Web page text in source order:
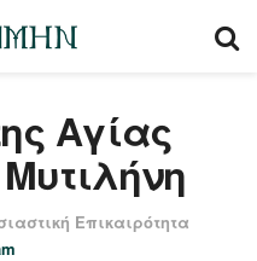
Αγίας
Επικαιρότητα